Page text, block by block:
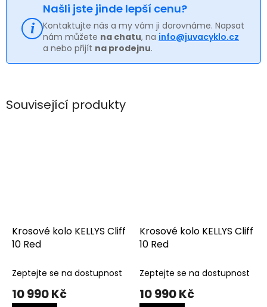
Našli jste jinde lepší cenu?
Kontaktujte nás a my vám ji dorovnáme. Napsat
nám můžete na chatu, na info@juvacyklo.cz
a nebo přijít na prodejnu.
Související produkty
Krosové kolo KELLYS Cliff
10 Red
Zeptejte se na dostupnost
10 990 Kč
Krosové kolo KELLYS Cliff
10 Red
Zeptejte se na dostupnost
10 990 Kč